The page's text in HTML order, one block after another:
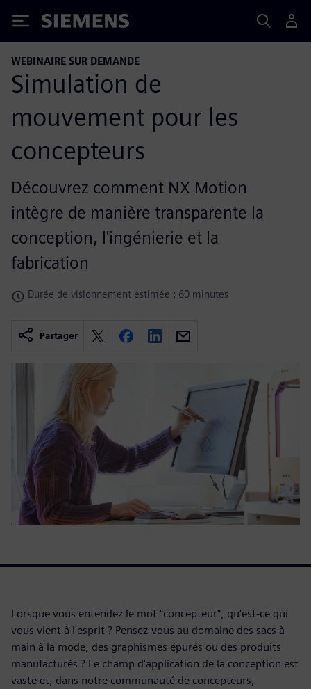
Siemens
WEBINAIRE SUR DEMANDE
Simulation de
mouvement pour les
concepteurs
Découvrez comment NX Motion
intègre de manière transparente la
conception, l'ingénierie et la
fabrication
Durée de visionnement estimée : 60 minutes
Partager
Lorsque vous entendez le mot "concepteur", qu'est-ce qui
vous vient à l'esprit ? Pensez-vous au domaine des sacs à
main à la mode, des graphismes épurés ou des produits
manufacturés ? Le champ d'application de la conception est
vaste et, dans notre communauté de concepteurs,